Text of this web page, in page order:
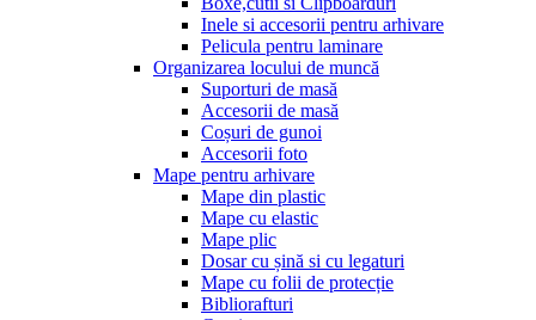
Inele si accesorii pentru arhivare
Pelicula pentru laminare
Organizarea locului de muncă
Suporturi de masă
Accesorii de masă
Coșuri de gunoi
Accesorii foto
Mape pentru arhivare
Mape din plastic
Mape cu elastic
Mape plic
Dosar cu șină si cu legaturi
Mape cu folii de protecție
Bibliorafturi